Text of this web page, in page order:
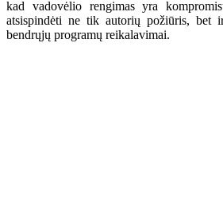
kad vadovėlio rengimas yra
atsispindėti ne tik autorių požiūris, bet
bendrųjų programų reikalavimai.